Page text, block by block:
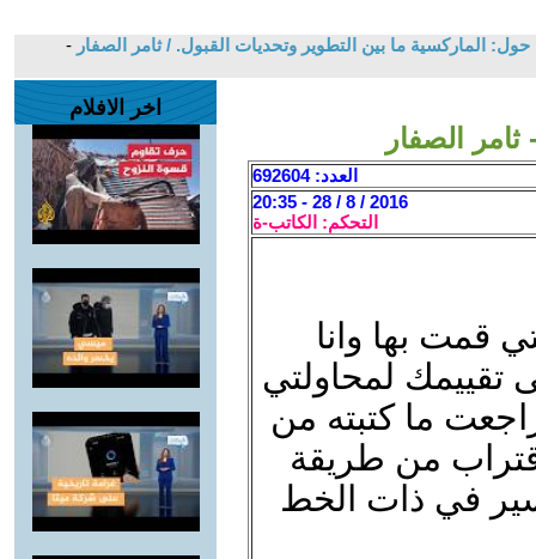
الماركسية ما بين التطوير وتحديات القبول. / ثامر الصفار -
الصفار
العدد: 692604
2016 / 8 / 28 - 20:35
التحكم: الكاتب-ة
قمت بها وانا
تقييمك لمحاولتي
ما كتبته من
من طريقة
في ذات الخط
اخر الافلام